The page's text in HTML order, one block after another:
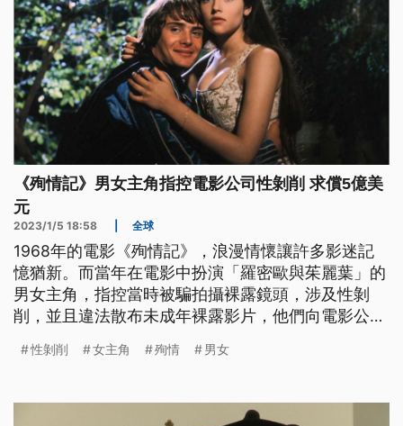
《殉情記》男女主角指控電影公司性剝削 求償5億美
元
2023/1/5 18:58 全球
1968年的電影《殉情記》，浪漫情懷讓許多影迷記
憶猶新。而當年在電影中扮演「羅密歐與茱麗葉」的
男女主角，指控當時被騙拍攝裸露鏡頭，涉及性剝
削，並且違法散布未成年裸露影片，他們向電影公司
性剝削 女主角 殉情 男女